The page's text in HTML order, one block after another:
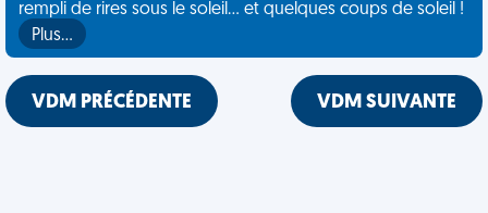
rempli de rires sous le soleil... et quelques coups de soleil !
Plus…
VDM PRÉCÉDENTE VDM SUIVANTE